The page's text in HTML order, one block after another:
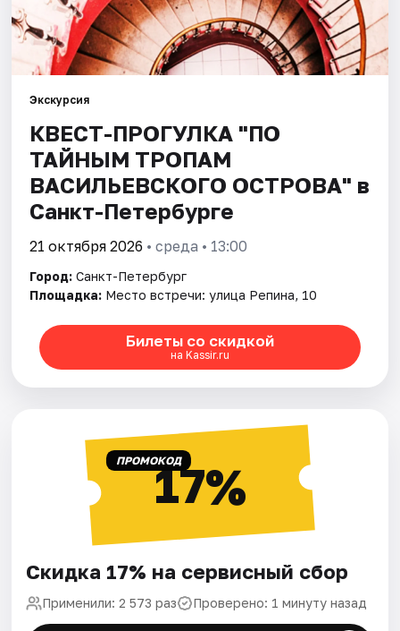
Спорт
События
Города
Площадки
Артисты
Рейтинги
Экскурсия
КВЕСТ-ПРОГУЛКА "ПО
ТАЙНЫМ ТРОПАМ
ВАСИЛЬЕВСКОГО ОСТРОВА" в
Санкт-Петербурге
21 октября 2026 • среда • 13:00
Город: Санкт-Петербург
Площадка: Место встречи: улица Репина, 10
Билеты со скидкой
на Kassir.ru
ПРОМОКОД17%
Скидка 17% на сервисный сбор
Применили: 2 573 раз Проверено: 1 минуту назад